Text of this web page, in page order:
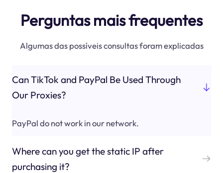
Perguntas mais frequentes
Algumas das possíveis consultas foram explicadas
Can TikTok and PayPal Be Used Through
Our Proxies?
PayPal do not work in our network.
Where can you get the static IP after
purchasing it?